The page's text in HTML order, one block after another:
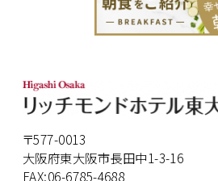
〒577-0013
大阪府東大阪市長田中1-3-16
FAX:06-6785-4688